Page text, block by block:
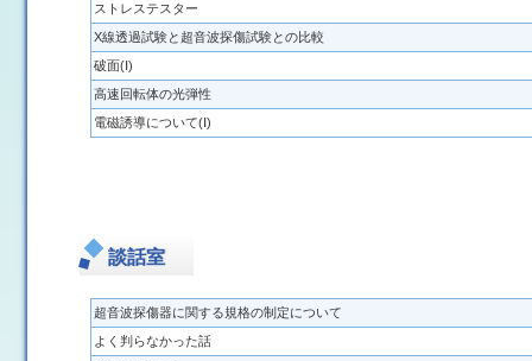
ストレステスター
X線透過試験と超音波探傷試験との比較
破面(Ⅰ)
高速回転体の光弾性
電磁誘導について(Ⅰ)
談話室
超音波探傷器に関する規格の制定について
よく判らなかった話